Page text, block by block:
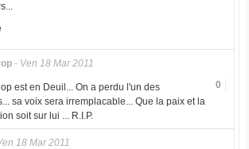
- Ven 18 Mar 2011
0
est en Deuil... On a perdu l'un des
sa voix sera irremplacable... Que la paix et la
soit sur lui ... R.I.P.
18 Mar 2011